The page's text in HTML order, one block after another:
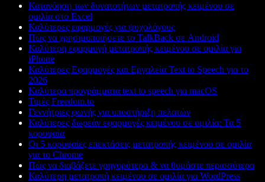
Κατανόηση των δυνατοτήτων μετατροπής κειμένου σε
ομιλία στο Excel
Καλύτερες εφαρμογές για ψυχολόγους
Πώς να χρησιμοποιήσετε το TalkBack σε Android
Καλύτερη εφαρμογή μετατροπής κειμένου σε ομιλία για
iPhone
Καλύτερες Εφαρμογές και Εργαλεία Text to Speech για το
2026
Καλύτερα προγράμματα text to speech για macOS
Τιμές Freedom.to
Γεννήτριες φωνής για υποστήριξη πελατών
Καλύτερες δωρεάν εφαρμογές κειμένου σε ομιλία: Τα 5
κορυφαία
Οι 5 κορυφαίες επεκτάσεις μετατροπής κειμένου σε ομιλία
για το Chrome
Πώς να διαβάζετε γρηγορότερα & να θυμάστε περισσότερα
Καλύτερη μετατροπή κειμένου σε ομιλία για WordPress